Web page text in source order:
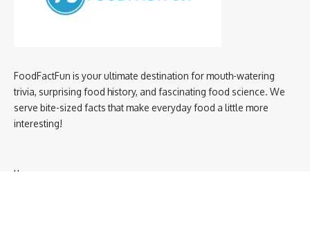
FoodFactFun is your ultimate destination for mouth-watering
trivia, surprising food history, and fascinating food science. We
serve bite-sized facts that make everyday food a little more
interesting!
Home